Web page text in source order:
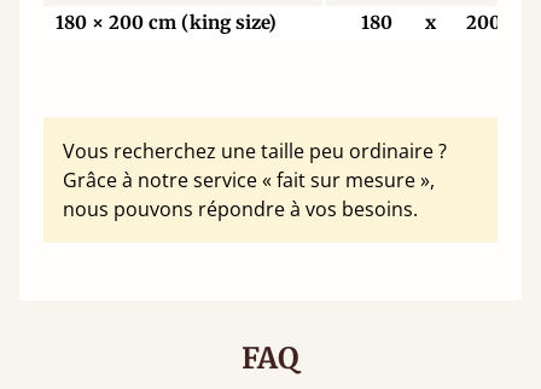
180 × 200 cm (king size) 180 x 200
Vous recherchez une taille peu ordinaire ?
Grâce à notre service « fait sur mesure »,
nous pouvons répondre à vos besoins.
FAQ